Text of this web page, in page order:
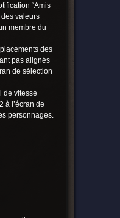
“Amis
valeurs
membre du
des
pas alignés
de sélection
de vitesse
à l’écran de
personnages.